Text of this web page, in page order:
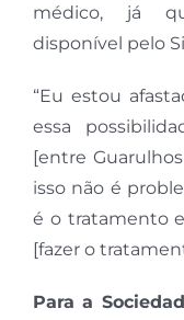
médico, já
disponível pelo
“Eu estou
essa
[entre
isso não é
é o tratamento
[fazer o
Para a